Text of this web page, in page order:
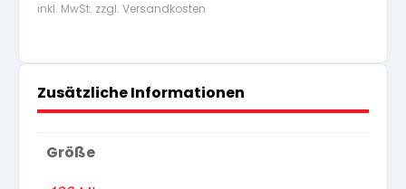
inkl. MwSt. zzgl. Versandkosten
Zusätzliche Informationen
Größe